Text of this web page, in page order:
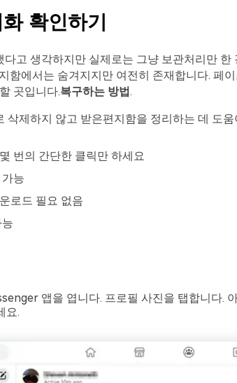
확인하기
고 생각하지만 실제로는 그냥 보관처리만 한
함에서는 숨겨지지만 여전히 존재합니다. 페
곳입니다.복구하는 방법.
삭제하지 않고 받은편지함을 정리하는 데 도움
번의 간단한 클릭만 하세요
능
로드 필요 없음
앱을 엽니다. 프로필 사진을 탭합니다.
요.